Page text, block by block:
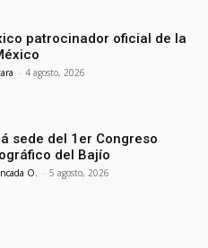
patrocinador oficial de la
- 4 agosto, 2026
sede del 1er Congreso
del Bajío
O. - 5 agosto, 2026